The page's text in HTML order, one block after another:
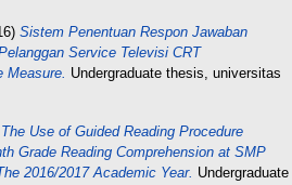
Sistem Penentuan Respon Jawaban
Service Televisi CRT
Measure. Undergraduate thesis, universitas
The Use of Guided Reading Procedure
Grade Reading Comprehension at SMP
2016/2017 Academic Year. Undergraduate